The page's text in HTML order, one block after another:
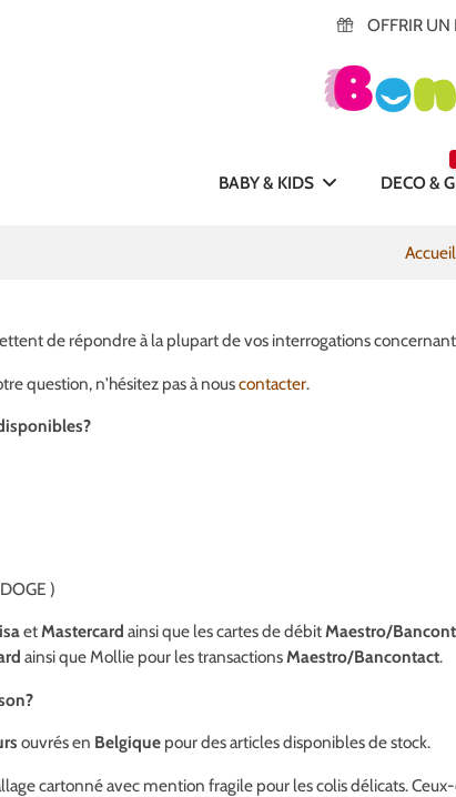
OFFRIR UN
BABY & KIDS DECO &
Accueil
de répondre à la plupart de vos interrogations
question, n'hésitez pas à nouscontacter.
)
etMastercard ainsi que les cartes de débitMaestro/
ainsi que Mollie pour les transactionsMaestro/Bancontact.
ouvrés en Belgique pour des articles disponibles de stock.
cartonné avec mention fragile pour les colis délicats.